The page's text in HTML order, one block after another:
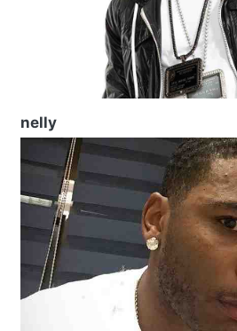
nelly